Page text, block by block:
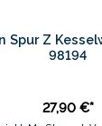
Spur Z
98194
27,90 €*